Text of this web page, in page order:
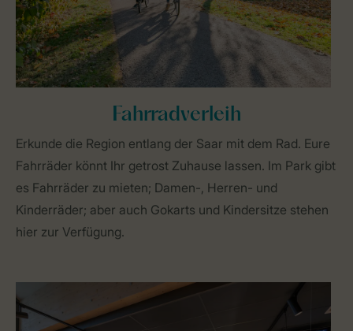
Fahrradverleih
Erkunde die Region entlang der Saar mit dem Rad. Eure
Fahrräder könnt Ihr getrost Zuhause lassen. Im Park gibt
es Fahrräder zu mieten; Damen-, Herren- und
Kinderräder; aber auch Gokarts und Kindersitze stehen
hier zur Verfügung.